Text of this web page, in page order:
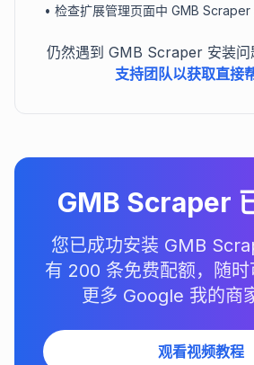
• 检查扩展管理页面中 GMB Scraper
仍然遇到 GMB Scraper 安装问
支持团队以获取直接
GMB Scraper
您已成功安装 GMB
有 200 条免费配额，随
更多 Google 我的商
观看视频教程